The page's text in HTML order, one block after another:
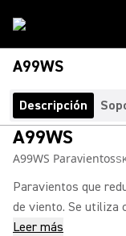
A99WS
Descripción
A99WS
A99WS Paravientos
Paravientos que
de viento. Se utiliza
Leer más